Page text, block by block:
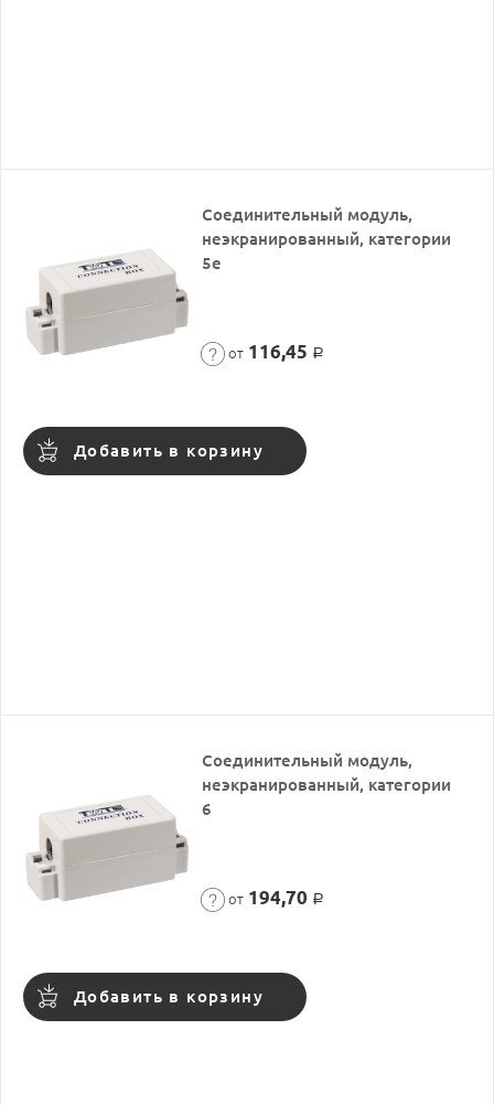
Соединительный модуль,
неэкранированный, категории
5е
от 116,45 Р
Добавить в корзину
Соединительный модуль,
неэкранированный, категории
6
от 194,70 Р
Добавить в корзину